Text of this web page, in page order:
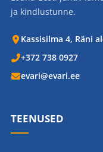
ja kindlustunne.
Kassisilma 4, Räni
+372 738 0927
evari@evari.ee
TEENUSED